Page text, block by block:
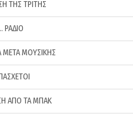
ΤΗΣ ΤΡΙΤΗΣ
ΡΑΔΙΟ
ΜΟΥΣΙΚΗΣ
ΑΠΟ ΤΑ ΜΠΑΚ